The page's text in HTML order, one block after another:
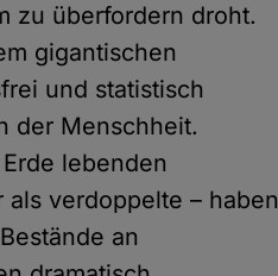
zu überfordern droht.
gigantischen
und statistisch
der Menschheit.
lebenden
verdoppelte – haben
an